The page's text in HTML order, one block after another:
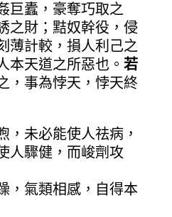
巨蠹，豪奪巧取之
之財；黠奴幹役，侵
薄計較，損人利己之
本天道之所惡也。 若
，事為悖天，悖天終
未必能使人祛病，
人驟健，而峻劑攻
，氣類相感，自得本